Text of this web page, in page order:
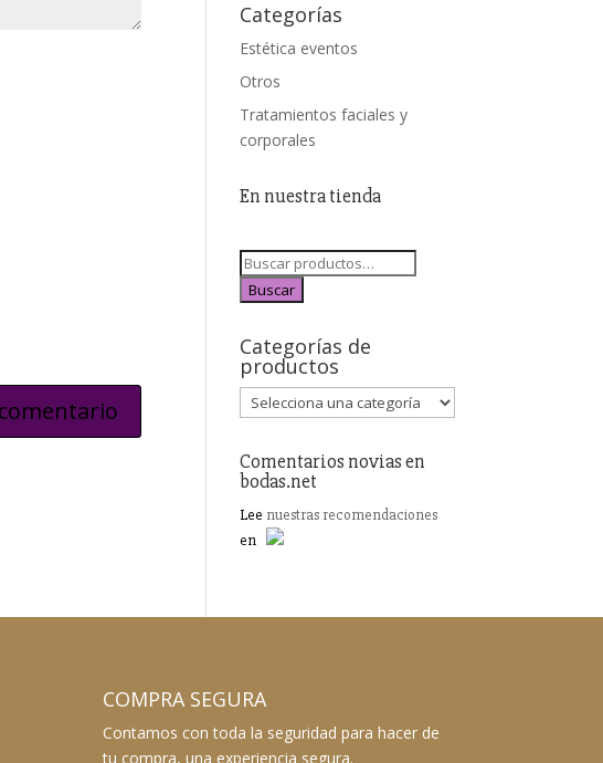
Categorías
Estética eventos
Otros
Tratamientos faciales y
corporales
En nuestra tienda
Buscar
Categorías de
productos
Comentarios novias en
bodas.net
Lee nuestras recomendaciones
en
COMPRA SEGURA
Contamos con toda la seguridad para hacer de
tu compra, una experiencia segura.